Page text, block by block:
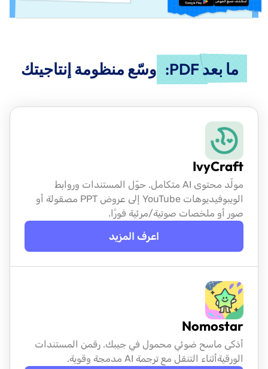
استكشف جميع العروض تنزيل مجاني
ما بعد PDF: وسّع منظومة إنتاجيتك
IvyCraft
مولّد محتوى AI متكامل. حوّل المستندات وروابط
الويب
وفيديوهات YouTube إلى عروض PPT مصقولة أو
صور أو ملخصات صوتية/مرئية فورًا.
اعرف المزيد
Nomostar
أذكى ماسح ضوئي محمول في جيبك. رقمن المستندات
الورقيةأثناء التنقل مع ترجمة AI مدمجة وقوية.